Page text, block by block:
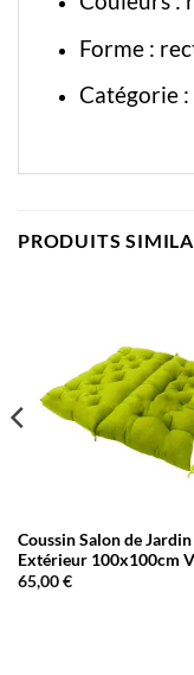
Forme :
Catégorie :
PRODUITS
Coussin Salon de Jardin
Extérieur 100x100cm
65,00€